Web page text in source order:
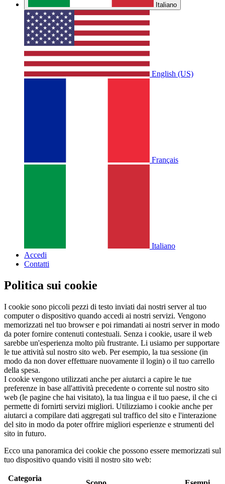
Italiano
English (US)
Français
Italiano
Accedi
Contatti
Politica sui cookie
I cookie sono piccoli pezzi di testo inviati dai nostri server al tuo
computer o dispositivo quando accedi ai nostri servizi. Vengono
memorizzati nel tuo browser e poi rimandati ai nostri server in modo
da poter fornire contenuti contestuali. Senza i cookie, usare il web
sarebbe un'esperienza molto più frustrante. Li usiamo per supportare
le tue attività sul nostro sito web. Per esempio, la tua sessione (in
modo da non dover effettuare nuovamente il login) o il tuo carrello
della spesa.
I cookie vengono utilizzati anche per aiutarci a capire le tue
preferenze in base all'attività precedente o corrente sul nostro sito
web (le pagine che hai visitato), la tua lingua e il tuo paese, il che ci
permette di fornirti servizi migliori. Utilizziamo i cookie anche per
aiutarci a compilare dati aggregati sul traffico del sito e l'interazione
del sito in modo da poter offrire migliori esperienze e strumenti del
sito in futuro.
Ecco una panoramica dei cookie che possono essere memorizzati sul
tuo dispositivo quando visiti il nostro sito web:
Categoria